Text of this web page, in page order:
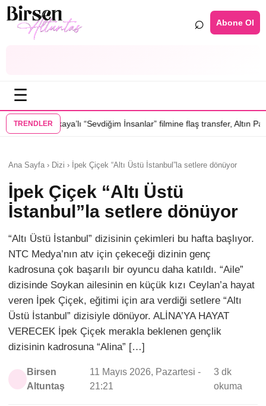
⌕ Abone Ol
☰
TRENDLER
“Sevdiğim İnsanlar” filmine flaş transfer, Altın Palmiye’li Vlad
Ana Sayfa › Dizi › İpek Çiçek “Altı Üstü İstanbul”la setlere dönüyor
İpek Çiçek “Altı Üstü
İstanbul”la setlere dönüyor
“Altı Üstü İstanbul” dizisinin çekimleri bu hafta başlıyor.
NTC Medya’nın atv için çekeceği dizinin genç
kadrosuna çok başarılı bir oyuncu daha katıldı. “Aile”
dizisinde Soykan ailesinin en küçük kızı Ceylan’a hayat
veren İpek Çiçek, eğitimi için ara verdiği setlere “Altı
Üstü İstanbul” dizisiyle dönüyor. ALİNA’YA HAYAT
VERECEK İpek Çiçek merakla beklenen gençlik
dizisinin kadrosuna “Alina” […]
Birsen
Altuntaş
11 Mayıs 2026, Pazartesi -
21:21
3 dk
okuma